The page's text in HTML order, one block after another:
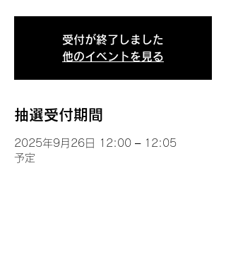
受付が終了しました
他のイベントを見る
抽選受付期間
2025年9月26日 12:00 – 12:05
予定